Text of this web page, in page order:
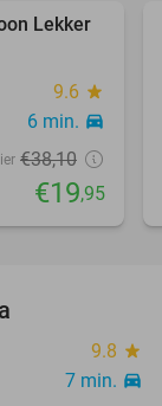
48%
Lekker
9.6 star
6 min. directions_car
€38,10
€19,95
9.8 star
7 min. directions_car